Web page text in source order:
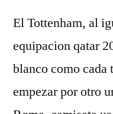
El Tottenham, al
equipacion qatar
blanco como cada
empezar por otro